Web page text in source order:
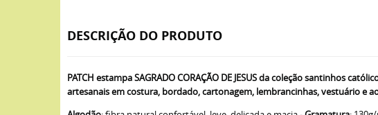
DESCRIÇÃO DO PRODUTO
PATCH estampa SAGRADO CORAÇÃO DE JESUS da coleção santinhos
artesanais em costura, bordado, cartonagem, lembrancinhas, vestuário e